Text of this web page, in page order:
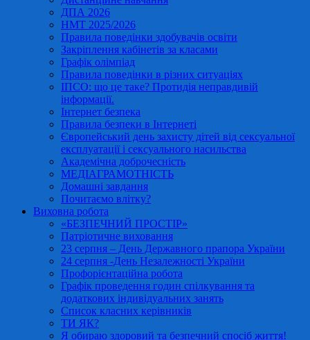
ДПА 2026
НМТ 2025/2026
Правила поведінки здобувачів освіти
Закріплення кабінетів за класами
Графік олімпіад
Правила поведінки в різних ситуаціях
ІПСО: що це таке? Протидія неправдивій
інформації.
Інтернет безпека
Правила безпеки в Інтернеті
Європейський день захисту дітей від сексуальної
експлуатації і сексуального насильства
Академічна доброчесність
МЕДІАГРАМОТНІСТЬ
Домашні завдання
Почитаємо влітку?
Виховна робота
«БЕЗПЕЧНИЙ ПРОСТІР»
Патріотичне виховання
23 серпня – День Державного прапора України
24 серпня -День Незалежності України
Профорієнтаційна робота
Графік проведення годин спілкування та
додаткових індивідуальних занять
Список класних керівників
ТИ ЯК?
Я обираю здоровий та безпечний спосіб життя!